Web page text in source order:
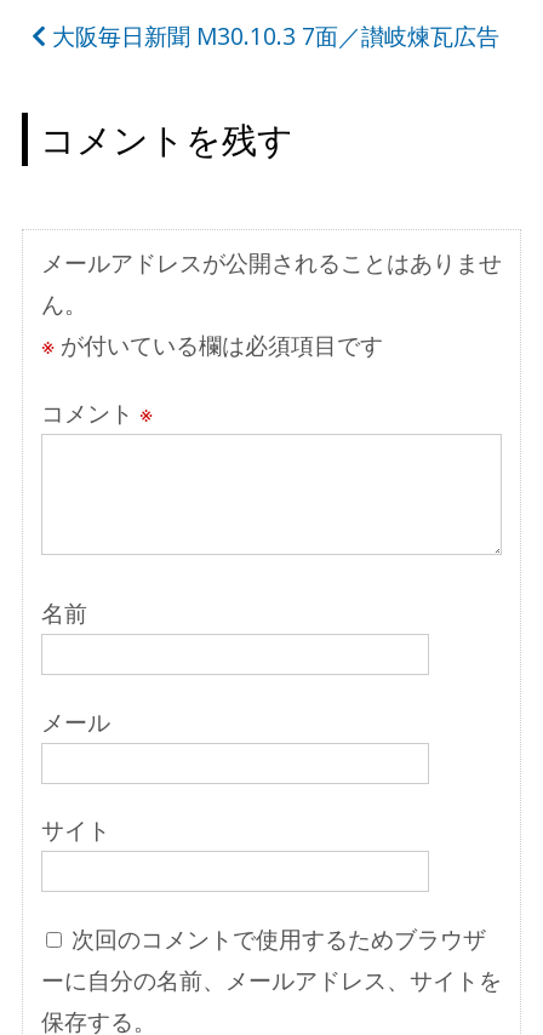
ナ
ゲ
ー
ョ
ン
大阪毎日新聞 M30.10.3 7面／讃岐煉瓦広告
コメントを残す
メールアドレスが公開されることはありませ
ん。
※が付いている欄は必須項目です
コメント ※
名前
メール
サイト
次回のコメントで使用するためブラウザ
ーに自分の名前、メールアドレス、サイトを
保存する。